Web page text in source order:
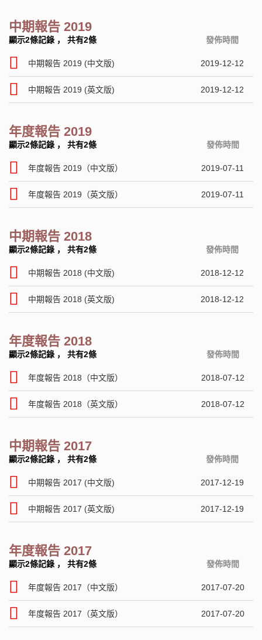
中期報告 2019
顯示2條記錄 ， 共有2條 發佈時間
中期報告 2019 (中文版) 2019-12-12
中期報告 2019 (英文版) 2019-12-12
年度報告 2019
顯示2條記錄 ， 共有2條 發佈時間
年度報告 2019（中文版） 2019-07-11
年度報告 2019（英文版） 2019-07-11
中期報告 2018
顯示2條記錄 ， 共有2條 發佈時間
中期報告 2018 (中文版) 2018-12-12
中期報告 2018 (英文版) 2018-12-12
年度報告 2018
顯示2條記錄 ， 共有2條 發佈時間
年度報告 2018（中文版） 2018-07-12
年度報告 2018（英文版） 2018-07-12
中期報告 2017
顯示2條記錄 ， 共有2條 發佈時間
中期報告 2017 (中文版) 2017-12-19
中期報告 2017 (英文版) 2017-12-19
年度報告 2017
顯示2條記錄 ， 共有2條 發佈時間
年度報告 2017（中文版） 2017-07-20
年度報告 2017（英文版） 2017-07-20